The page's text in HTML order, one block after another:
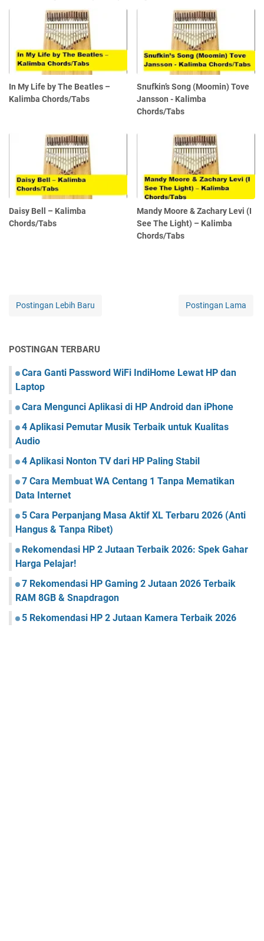
In My Life by The Beatles –
Kalimba Chords/Tabs
Snufkin’s Song (Moomin) Tove
Jansson - Kalimba
Chords/Tabs
Daisy Bell – Kalimba
Chords/Tabs
Mandy Moore & Zachary Levi (I
See The Light) – Kalimba
Chords/Tabs
Postingan Lebih Baru Postingan Lama
POSTINGAN TERBARU
Cara Ganti Password WiFi IndiHome Lewat HP dan
Laptop
Cara Mengunci Aplikasi di HP Android dan iPhone
4 Aplikasi Pemutar Musik Terbaik untuk Kualitas
Audio
4 Aplikasi Nonton TV dari HP Paling Stabil
7 Cara Membuat WA Centang 1 Tanpa Mematikan
Data Internet
5 Cara Perpanjang Masa Aktif XL Terbaru 2026 (Anti
Hangus & Tanpa Ribet)
Rekomendasi HP 2 Jutaan Terbaik 2026: Spek Gahar
Harga Pelajar!
7 Rekomendasi HP Gaming 2 Jutaan 2026 Terbaik
RAM 8GB & Snapdragon
5 Rekomendasi HP 2 Jutaan Kamera Terbaik 2026